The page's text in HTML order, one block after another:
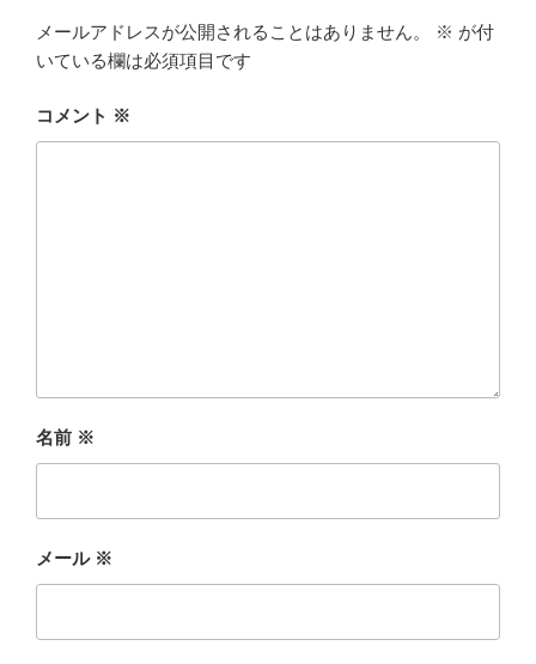
メールアドレスが公開されることはありません。 ※ が付
いている欄は必須項目です
コメント ※
名前 ※
メール ※